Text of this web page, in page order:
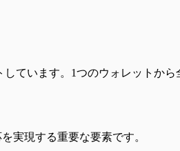
ています。1つのウォレットか
実現する重要な要素です。